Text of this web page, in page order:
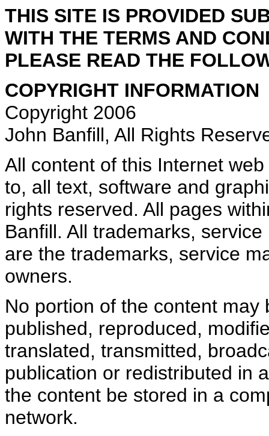
THIS SITE IS PROVIDED
WITH THE TERMS AND
PLEASE READ THE
COPYRIGHT INFORMATION
Copyright 2006
John Banfill, All Rights
All content of this Internet
to, all text, software and
rights reserved. All pages
Banfill. All trademarks,
are the trademarks, service
owners.
No portion of the content
published, reproduced,
translated, transmitted,
publication or redistributed in
the content be stored in a
network.